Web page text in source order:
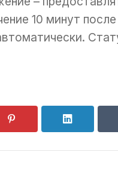
10 минут